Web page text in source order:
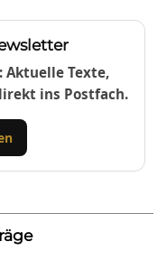
Texte,
ins Postfach.